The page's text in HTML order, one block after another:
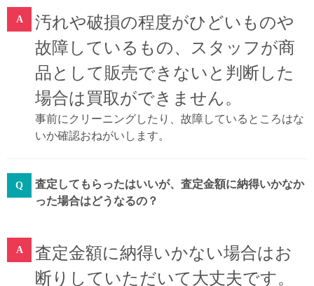
汚れや破損の程度がひどいものや
故障しているもの、スタッフが商
品として販売できないと判断した
場合は買取ができません。
事前にクリーニングしたり、故障しているところはな
いか確認おねがいします。
査定してもらったはいいが、査定金額に納得いかなか
った場合はどうなるの？
査定金額に納得いかない場合はお
断りしていただいて大丈夫です。